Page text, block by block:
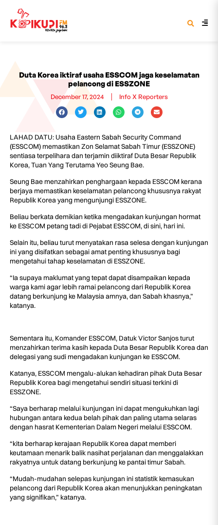
Duta Korea iktiraf usaha ESSCOM jaga keselamatan
pelancong di ESSZONE
December 17, 2024 Info X Reporters
LAHAD DATU: Usaha Eastern Sabah Security Command
(ESSCOM) memastikan Zon Selamat Sabah Timur (ESSZONE)
sentiasa terpelihara dan terjamin diiktiraf Duta Besar Republik
Korea, Tuan Yang Terutama Yeo Seung Bae.
Seung Bae menzahirkan penghargaan kepada ESSCOM kerana
berjaya memastikan keselamatan pelancong khususnya rakyat
Republik Korea yang mengunjungi ESSZONE.
Beliau berkata demikian ketika mengadakan kunjungan hormat
ke ESSCOM petang tadi di Pejabat ESSCOM, di sini, hari ini.
Selain itu, beliau turut menyatakan rasa selesa dengan kunjungan
ini yang disifatkan sebagai amat penting khususnya bagi
mengetahui tahap keselamatan di ESSZONE.
“Ia supaya maklumat yang tepat dapat disampaikan kepada
warga kami agar lebih ramai pelancong dari Republik Korea
datang berkunjung ke Malaysia amnya, dan Sabah khasnya,”
katanya.
Sementara itu, Komander ESSCOM, Datuk Victor Sanjos turut
menzahirkan terima kasih kepada Duta Besar Republik Korea dan
delegasi yang sudi mengadakan kunjungan ke ESSCOM.
Katanya, ESSCOM mengalu-alukan kehadiran pihak Duta Besar
Republik Korea bagi mengetahui sendiri situasi terkini di
ESSZONE.
“Saya berharap melalui kunjungan ini dapat mengukuhkan lagi
hubungan antara kedua belah pihak dan paling utama selaras
dengan hasrat Kementerian Dalam Negeri melalui ESSCOM.
“kita berharap kerajaan Republik Korea dapat memberi
keutamaan menarik balik nasihat perjalanan dan menggalakkan
rakyatnya untuk datang berkunjung ke pantai timur Sabah.
“Mudah-mudahan selepas kunjungan ini statistik kemasukan
pelancong dari Republik Korea akan menunjukkan peningkatan
yang signifikan,” katanya.